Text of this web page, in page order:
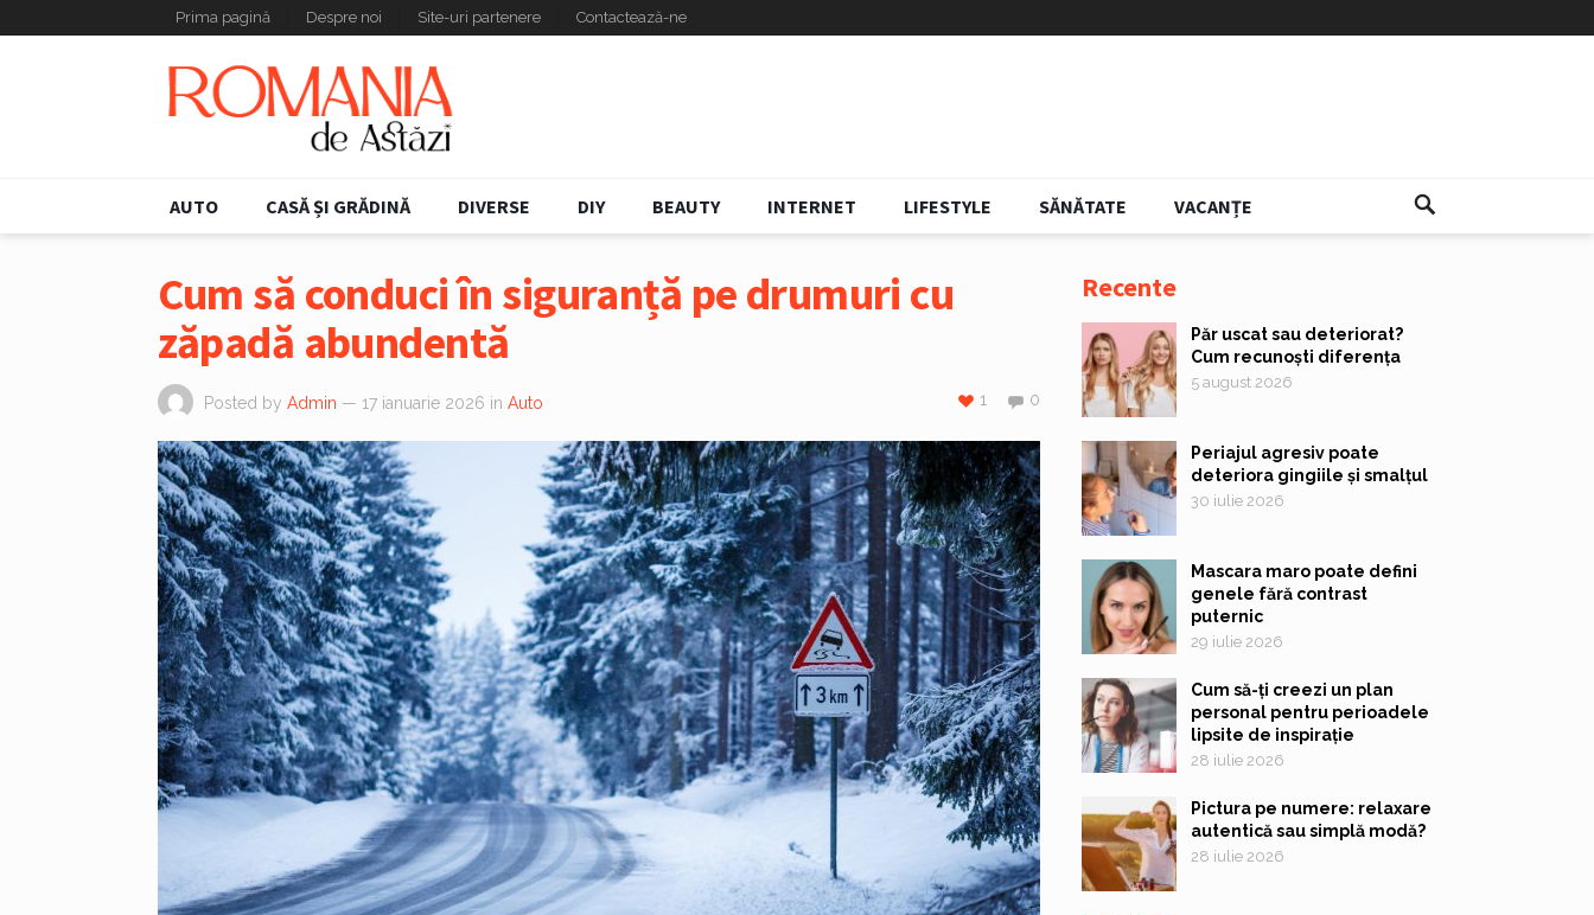
Prima pagină Despre noi Site-uri partenere Contactează-ne
AUTO CASĂ ȘI GRĂDINĂ DIVERSE DIY BEAUTY INTERNET LIFESTYLE SĂNĂTATE VACANȚE
Cum să conduci în siguranță pe drumuri cu
zăpadă abundentă
Posted by Admin — 17 ianuarie 2026 in Auto 0
1
Recente
Păr uscat sau deteriorat?
Cum recunoști diferența
5 august 2026
Periajul agresiv poate
deteriora gingiile și smalțul
30 iulie 2026
Mascara maro poate defini
genele fără contrast
puternic
29 iulie 2026
Cum să-ți creezi un plan
personal pentru perioadele
lipsite de inspirație
28 iulie 2026
Pictura pe numere: relaxare
autentică sau simplă modă?
28 iulie 2026